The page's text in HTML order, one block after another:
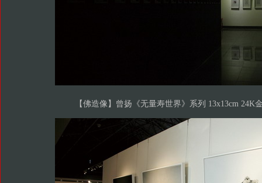
【佛造像】曾扬《无量寿世界》系列 13x13cm 24K